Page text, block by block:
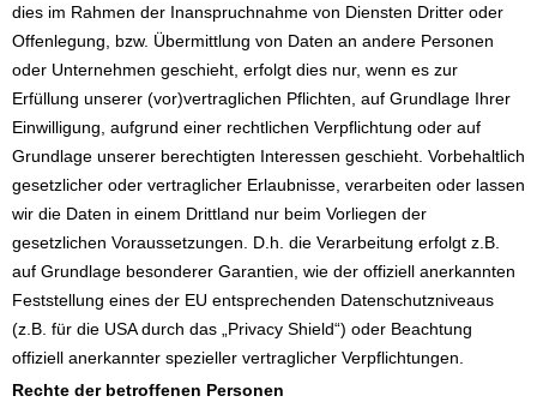
dies im Rahmen der Inanspruchnahme von Diensten Dritter oder
Offenlegung, bzw. Übermittlung von Daten an andere Personen
oder Unternehmen geschieht, erfolgt dies nur, wenn es zur
Erfüllung unserer (vor)vertraglichen Pflichten, auf Grundlage Ihrer
Einwilligung, aufgrund einer rechtlichen Verpflichtung oder auf
Grundlage unserer berechtigten Interessen geschieht. Vorbehaltlich
gesetzlicher oder vertraglicher Erlaubnisse, verarbeiten oder lassen
wir die Daten in einem Drittland nur beim Vorliegen der
gesetzlichen Voraussetzungen. D.h. die Verarbeitung erfolgt z.B.
auf Grundlage besonderer Garantien, wie der offiziell anerkannten
Feststellung eines der EU entsprechenden Datenschutzniveaus
(z.B. für die USA durch das „Privacy Shield“) oder Beachtung
offiziell anerkannter spezieller vertraglicher Verpflichtungen.
Rechte der betroffenen Personen